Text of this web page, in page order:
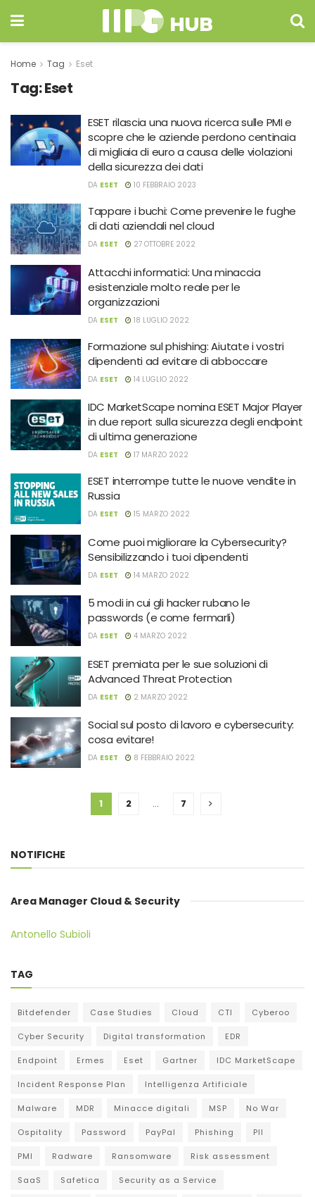
Home Tag Eset
Tag:Eset
ESET rilascia una nuova ricerca sulle PMI e
scopre che le aziende perdono centinaia
di migliaia di euro a causa delle violazioni
della sicurezza dei dati
DA ESET 10 FEBBRAIO 2023
Tappare i buchi: Come prevenire le fughe
di dati aziendali nel cloud
DA ESET 27 OTTOBRE 2022
Attacchi informatici: Una minaccia
esistenziale molto reale per le
organizzazioni
DA ESET 18 LUGLIO 2022
Formazione sul phishing: Aiutate i vostri
dipendenti ad evitare di abboccare
DA ESET 14 LUGLIO 2022
IDC MarketScape nomina ESET Major Player
in due report sulla sicurezza degli endpoint
di ultima generazione
DA ESET 17 MARZO 2022
ESET interrompe tutte le nuove vendite in
Russia
DA ESET 15 MARZO 2022
Come puoi migliorare la Cybersecurity?
Sensibilizzando i tuoi dipendenti
DA ESET 14 MARZO 2022
5 modi in cui gli hacker rubano le
passwords (e come fermarli)
DA ESET 4 MARZO 2022
ESET premiata per le sue soluzioni di
Advanced Threat Protection
DA ESET 2 MARZO 2022
Social sul posto di lavoro e cybersecurity:
cosa evitare!
DA ESET 8 FEBBRAIO 2022
1 2 … 7
NOTIFICHE
Area Manager Cloud & Security
Antonello Subioli
TAG
Bitdefender Case Studies Cloud CTI Cyberoo
Cyber Security Digital transformation EDR
Endpoint Ermes Eset Gartner IDC MarketScape
Incident Response Plan Intelligenza Artificiale
Malware MDR Minacce digitali MSP No War
Ospitality Password PayPal Phishing PII
PMI Radware Ransomware Risk assessment
SaaS Safetica Security as a Service